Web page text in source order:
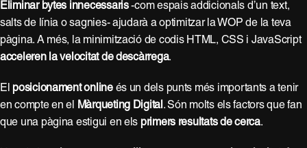
Eliminar bytes innecessaris-com espais addicionals d’un text,
salts de línia o sagnies- ajudarà a optimitzar la WOP de la teva
pàgina. A més, la minimització de codis HTML, CSS i JavaScript
acceleren la velocitat de descàrrega.
El posicionament onlineés un dels punts més importants a tenir
en compte en el
Màrqueting Digital . Són molts els factors que fan
que una pàgina estigui en els primers resultats de cerca.